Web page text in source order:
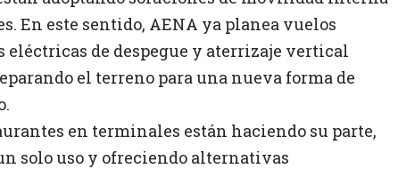
En este sentido, AENA ya planea vuelos
eléctricas de despegue y aterrizaje vertical
el terreno para una nueva forma de
en terminales están haciendo su parte,
solo uso y ofreciendo alternativas